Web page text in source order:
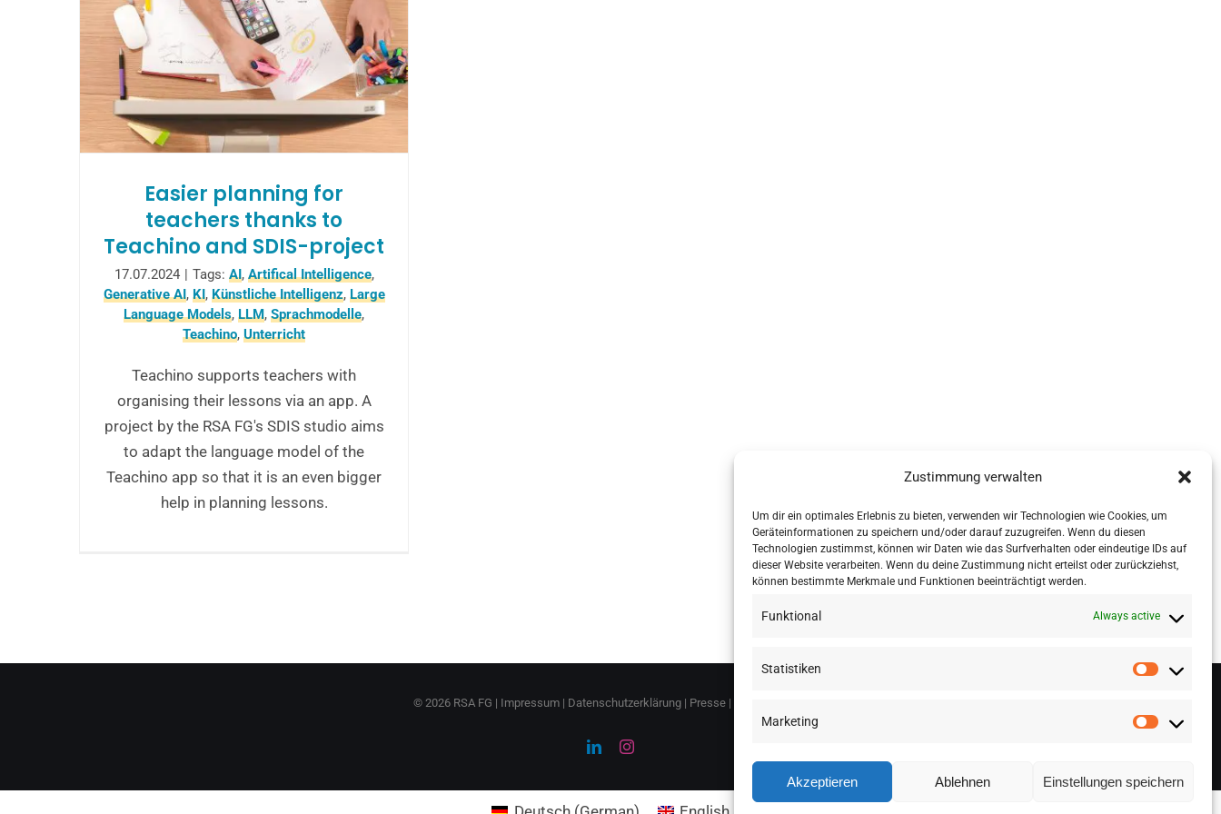
Zustimmung verwalten
Um dir ein optimales Erlebnis zu bieten, verwenden wir Technologien wie Cookies, um
Geräteinformationen zu speichern und/oder darauf zuzugreifen. Wenn du diesen
Technologien zustimmst, können wir Daten wie das Surfverhalten oder eindeutige IDs auf
dieser Website verarbeiten. Wenn du deine Zustimmung nicht erteilst oder zurückziehst,
können bestimmte Merkmale und Funktionen beeinträchtigt werden.
Funktional Always active
Statistiken
Marketing
Akzeptieren Ablehnen Einstellungen speichern
Easier planning for
teachers thanks to
Teachino and SDIS-project
17.07.2024 | Tags: AI, Artifical Intelligence,
Generative AI, KI, Künstliche Intelligenz, Large
Language Models,LLM,Sprachmodelle,
Teachino,Unterricht
Teachino supports teachers with
organising their lessons via an app. A
project by the RSA FG's SDIS studio aims
to adapt the language model of the
Teachino app so that it is an even bigger
help in planning lessons.
© 2026 RSA FG | Impressum | Datenschutzerklärung | Presse |
LinkedInInstagram